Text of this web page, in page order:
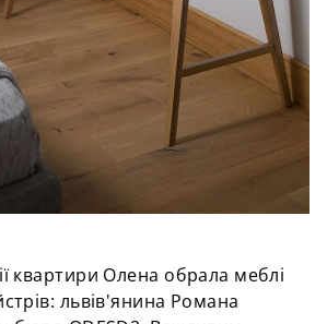
квартири Олена обрала меблі
львів'янина Романа